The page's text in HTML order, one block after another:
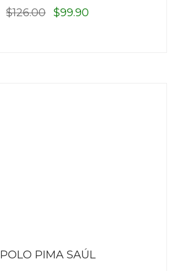
$126.00 $99.90
POLO PIMA SAÚL